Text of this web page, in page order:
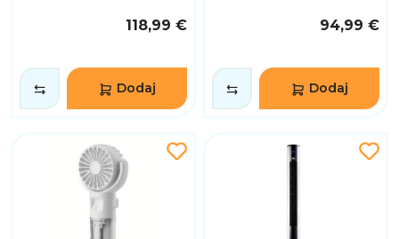
118,99 €
Dodaj
94,99 €
Dodaj